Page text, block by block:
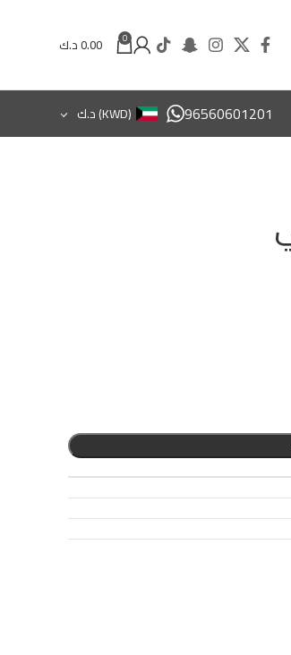
0
0.00د.ك
96560601201
(KWD) د.ك